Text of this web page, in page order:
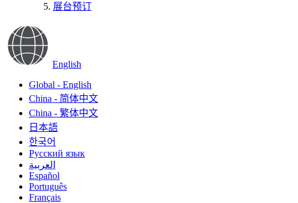
展台预订
English
Global - English
China - 简体中文
China - 繁体中文
日本語
한국어
Русский язык
العربية
Español
Português
Français